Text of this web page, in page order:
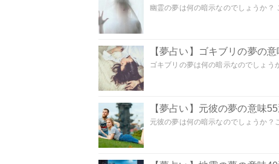
幽霊の夢は何の暗示なのでしょうか？
【夢占い】ゴキブリの夢の
ゴキブリの夢は何の暗示なのでしょう
【夢占い】元彼の夢の意味
元彼の夢は何の暗示なのでしょうか？